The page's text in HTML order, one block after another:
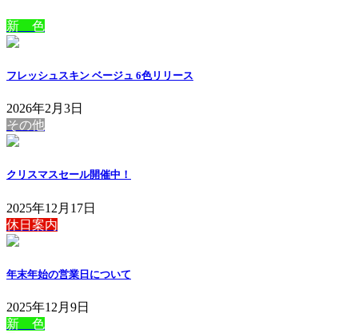
新 色
フレッシュスキン ベージュ 6色リリース
2026年2月3日
その他
クリスマスセール開催中！
2025年12月17日
休日案内
年末年始の営業日について
2025年12月9日
新 色